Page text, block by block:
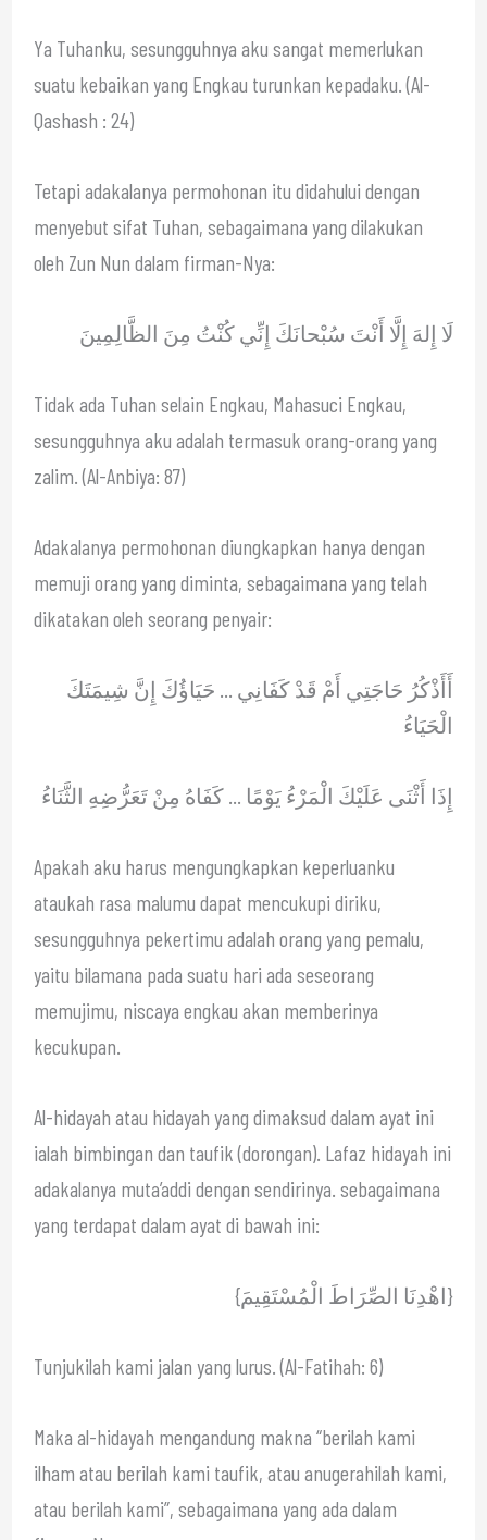
Ya Tuhanku, sesungguhnya aku sangat memerlukan
suatu kebaikan yang Engkau turunkan kepadaku. (Al-
Qashash : 24)
Tetapi adakalanya permohonan itu didahului dengan
menyebut sifat Tuhan, sebagaimana yang dilakukan
oleh Zun Nun dalam firman-Nya:
لَا إِلهَ إِلَّا أَنْتَ سُبْحانَكَ إِنِّي كُنْتُ مِنَ الظَّالِمِينَ
Tidak ada Tuhan selain Engkau, Mahasuci Engkau,
sesungguhnya aku adalah termasuk orang-orang yang
zalim. (Al-Anbiya: 87)
Adakalanya permohonan diungkapkan hanya dengan
memuji orang yang diminta, sebagaimana yang telah
dikatakan oleh seorang penyair:
أَأَذْكُرُ حَاجَتِي أَمْ قَدْ كَفَانِي … حَيَاؤُكَ إِنَّ شِيمَتَكَ
الْحَيَاءُ
إِذَا أَثْنَى عَلَيْكَ الْمَرْءُ يَوْمًا … كَفَاهُ مِنْ تَعَرُّضِهِ الثَّنَاءُ
Apakah aku harus mengungkapkan keperluanku
ataukah rasa malumu dapat mencukupi diriku,
sesungguhnya pekertimu adalah orang yang pemalu,
yaitu bilamana pada suatu hari ada seseorang
memujimu, niscaya engkau akan memberinya
kecukupan.
Al-hidayah atau hidayah yang dimaksud dalam ayat ini
ialah bimbingan dan taufik (dorongan). Lafaz hidayah ini
adakalanya muta’addi dengan sendirinya. sebagaimana
yang terdapat dalam ayat di bawah ini:
{اهْدِنَا الصِّرَاطَ الْمُسْتَقِيمَ}
Tunjukilah kami jalan yang lurus. (Al-Fatihah: 6)
Maka al-hidayah mengandung makna “berilah kami
ilham atau berilah kami taufik, atau anugerahilah kami,
atau berilah kami”, sebagaimana yang ada dalam